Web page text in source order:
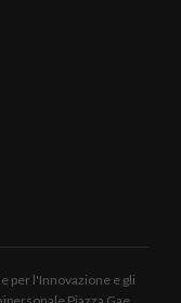
per l'Innovazione e gli